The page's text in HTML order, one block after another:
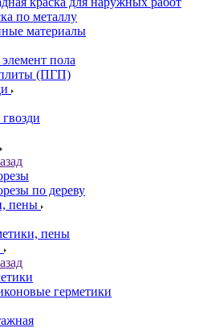
по металлу
материалы
пола
(ПГП)
по дереву
пены
пены
герметики